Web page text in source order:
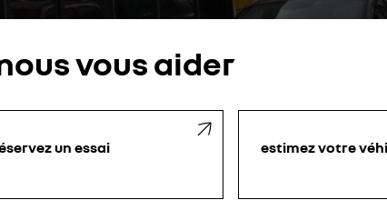
vous aider
un essai estimez votre